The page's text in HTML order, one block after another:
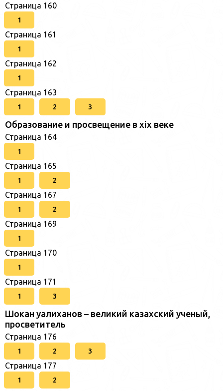
Страница 160
1
Страница 161
1
Страница 162
1
Страница 163
1 2 3
Образование и просвещение в xix веке
Страница 164
1
Страница 165
1 2
Страница 167
1 2
Страница 169
1
Страница 170
1
Страница 171
1 3
Шокан уалиханов – великий казахский ученый,
просветитель
Страница 176
1 2 3
Страница 177
1 2